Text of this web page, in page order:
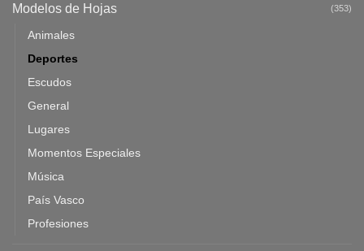
Modelos de Hojas (353)
Animales
Deportes
Escudos
General
Lugares
Momentos Especiales
Música
País Vasco
Profesiones